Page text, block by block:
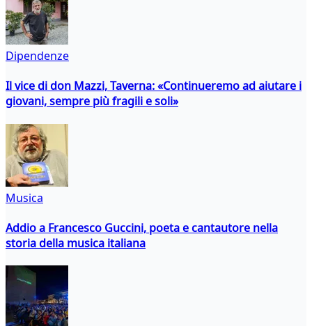
Dipendenze
Il vice di don Mazzi, Taverna: «Continueremo ad aiutare i
giovani, sempre più fragili e soli»
Musica
Addio a Francesco Guccini, poeta e cantautore nella
storia della musica italiana